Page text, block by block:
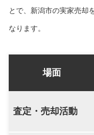
とで、新潟市の実家売却
なります。
場面
査定・売却活動